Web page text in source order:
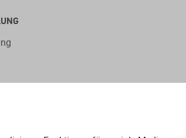
der Sprachformen männlich, weiblich und